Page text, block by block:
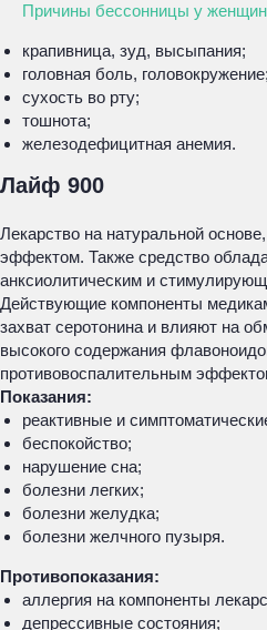
Причины бессонницы у
крапивница, зуд, высыпания;
головная боль, головокружение;
сухость во рту;
тошнота;
железодефицитная анемия.
Лайф 900
Лекарство на натуральной
эффектом. Также средство
анксиолитическим и
Действующие компоненты
захват серотонина и влияют на
высокого содержания
противовоспалительным
Показания:
реактивные и
беспокойство;
нарушение сна;
болезни легких;
болезни желудка;
болезни желчного пузыря.
Противопоказания:
аллергия на компоненты
депрессивные состояния;